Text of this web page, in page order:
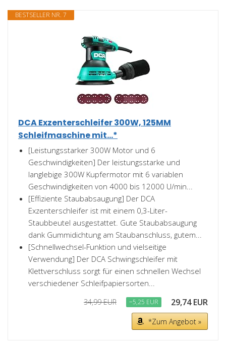
BESTSELLER NR. 7
DCA Exzenterschleifer 300W, 125MM
Schleifmaschine mit...*
[Leistungsstarker 300W Motor und 6
Geschwindigkeiten] Der leistungsstarke und
langlebige 300W Kupfermotor mit 6 variablen
Geschwindigkeiten von 4000 bis 12000 U/min...
[Effiziente Staubabsaugung] Der DCA
Exzenterschleifer ist mit einem 0,3-Liter-
Staubbeutel ausgestattet. Gute Staubabsaugung
dank Gummidichtung am Staubanschluss, gutem...
[Schnellwechsel-Funktion und vielseitige
Verwendung] Der DCA Schwingschleifer mit
Klettverschluss sorgt für einen schnellen Wechsel
verschiedener Schleifpapiersorten...
34,99 EUR −5,25 EUR 29,74 EUR
*Zum Angebot »